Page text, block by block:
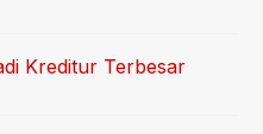
Kreditur Terbesar